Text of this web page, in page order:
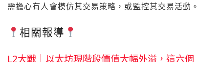
需擔心有人會模仿其交易策略，或監控其交易活動。
相關報導
L2大戰｜以太坊現階段價值大幅外溢，這六個